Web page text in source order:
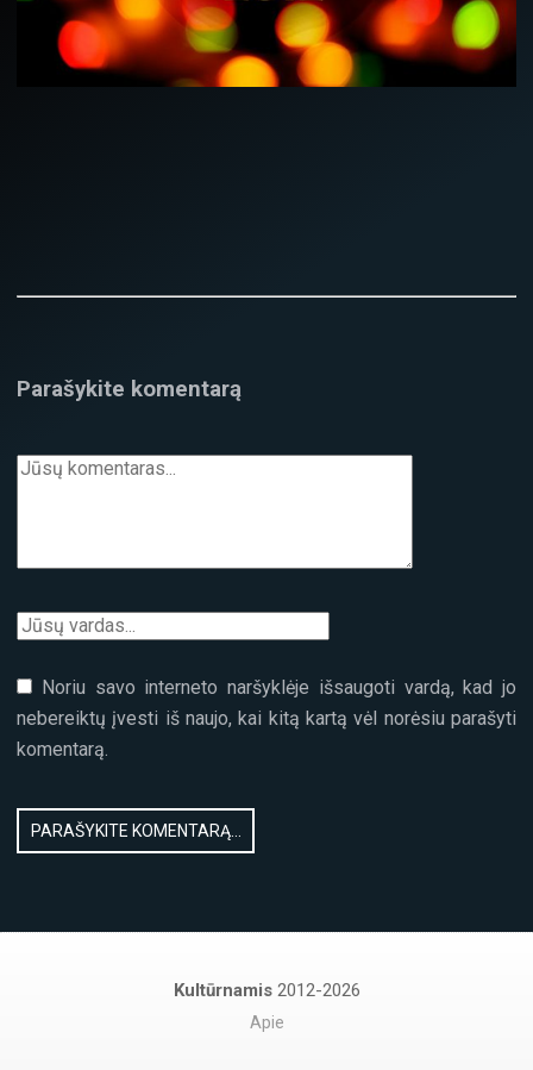
Parašykite komentarą
Noriu savo interneto naršyklėje išsaugoti vardą, kad jo
nebereiktų įvesti iš naujo, kai kitą kartą vėl norėsiu parašyti
komentarą.
Kultūrnamis 2012-2026
Apie